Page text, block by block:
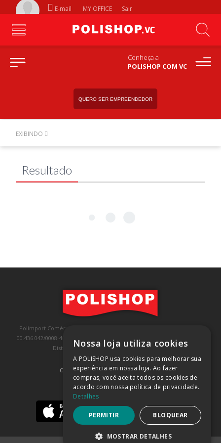
E-mail MY OFFICE Sair
Conheça a
POLISHOP COM VC
QUERO SER EMPREENDEDOR
EXIBINDO
Resultado
Polimport Comércio e Exportação LTDA, inscrita no CNPJ/MF sob o nº
00.436.042/0008-46, IE 407.458.707.103, com sede na Rua Kanebo, nº 175,
Distrito Industrial, Jundiaí/SP, CEP: 13213-090
COMPRA 100% SEGURA (SAIBA MAIS)
BAIXE NOSSO APP
Nossa loja utiliza cookies
A POLISHOP usa cookies para melhorar sua
experiência em nossa loja. Ao fazer
compras, você aceita todos os cookies de
acordo com nossa política de privacidade.
Detalhes
PERMITIR BLOQUEAR
MOSTRAR DETALHES